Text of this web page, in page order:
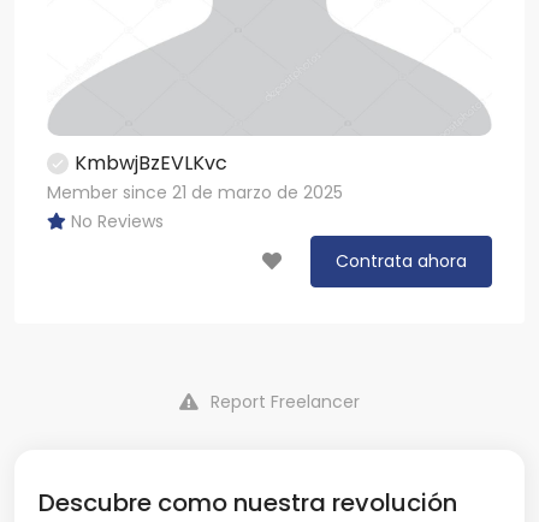
KmbwjBzEVLKvc
Member since 21 de marzo de 2025
No Reviews
Contrata ahora
Report Freelancer
Descubre como nuestra revolución